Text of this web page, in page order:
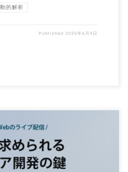
動的解析
Published2025年6月4日